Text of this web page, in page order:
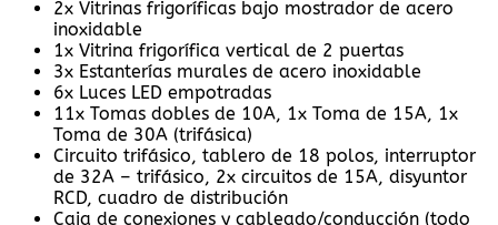
2x Vitrinas frigoríficas bajo mostrador de acero
inoxidable
1x Vitrina frigorífica vertical de 2 puertas
3x Estanterías murales de acero inoxidable
6x Luces LED empotradas
11x Tomas dobles de 10A, 1x Toma de 15A, 1x
Toma de 30A (trifásica)
Circuito trifásico, tablero de 18 polos, interruptor
de 32A – trifásico, 2x circuitos de 15A, disyuntor
RCD, cuadro de distribución
Caja de conexiones y cableado/conducción (todo